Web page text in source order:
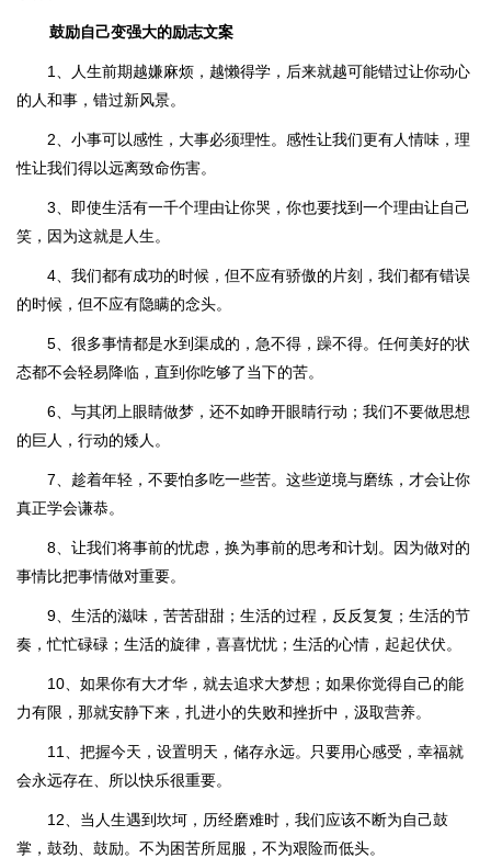
鼓励自己变强大的励志文案
1、人生前期越嫌麻烦，越懒得学，后来就越可能错过让你动心
的人和事，错过新风景。
2、小事可以感性，大事必须理性。感性让我们更有人情味，理
性让我们得以远离致命伤害。
3、即使生活有一千个理由让你哭，你也要找到一个理由让自己
笑，因为这就是人生。
4、我们都有成功的时候，但不应有骄傲的片刻，我们都有错误
的时候，但不应有隐瞒的念头。
5、很多事情都是水到渠成的，急不得，躁不得。任何美好的状
态都不会轻易降临，直到你吃够了当下的苦。
6、与其闭上眼睛做梦，还不如睁开眼睛行动；我们不要做思想
的巨人，行动的矮人。
7、趁着年轻，不要怕多吃一些苦。这些逆境与磨练，才会让你
真正学会谦恭。
8、让我们将事前的忧虑，换为事前的思考和计划。因为做对的
事情比把事情做对重要。
9、生活的滋味，苦苦甜甜；生活的过程，反反复复；生活的节
奏，忙忙碌碌；生活的旋律，喜喜忧忧；生活的心情，起起伏伏。
10、如果你有大才华，就去追求大梦想；如果你觉得自己的能
力有限，那就安静下来，扎进小的失败和挫折中，汲取营养。
11、把握今天，设置明天，储存永远。只要用心感受，幸福就
会永远存在、所以快乐很重要。
12、当人生遇到坎坷，历经磨难时，我们应该不断为自己鼓
掌，鼓劲、鼓励。不为困苦所屈服，不为艰险而低头。